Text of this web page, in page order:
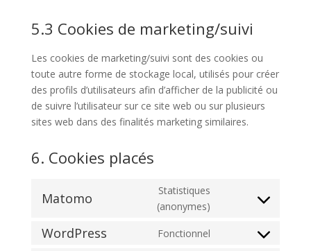
5.3 Cookies de marketing/suivi
Les cookies de marketing/suivi sont des cookies ou
toute autre forme de stockage local, utilisés pour créer
des profils d’utilisateurs afin d’afficher de la publicité ou
de suivre l’utilisateur sur ce site web ou sur plusieurs
sites web dans des finalités marketing similaires.
6. Cookies placés
Matomo
Statistiques
(anonymes)
WordPress Fonctionnel